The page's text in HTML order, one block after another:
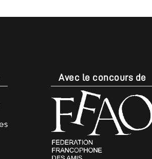
Avec le concours de